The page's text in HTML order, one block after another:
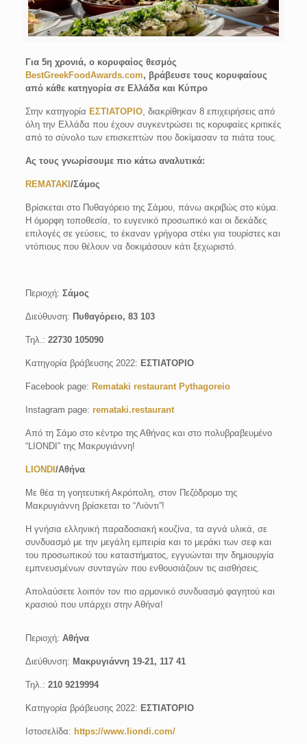
Για 5η χρονιά, ο κορυφαίος θεσμός
BestGreekFoodAwards.com, βράβευσε τους κορυφαίους
από κάθε κατηγορία σε Ελλάδα και Κύπρο
Στην κατηγορία ΕΣΤΙΑΤΟΡΙΟ, διακρίθηκαν 8 επιχειρήσεις από
όλη την Ελλάδα που έχουν συγκεντρώσει τις κορυφαίες κριτικές
από το σύνολο των επισκεπτών που δοκίμασαν τα πιάτα τους.
Ας τους γνωρίσουμε πιο κάτω αναλυτικά:
REMATAKI /Σάμος
Βρίσκεται στο Πυθαγόρειο της Σάμου, πάνω ακριβώς στο κύμα.
Η όμορφη τοποθεσία, το ευγενικό προσωπικό και οι δεκάδες
επιλογές σε γεύσεις, το έκαναν γρήγορα στέκι για τουρίστες και
ντόπιους που θέλουν να δοκιμάσουν κάτι ξεχωριστό.
Περιοχή: Σάμος
Διεύθυνση: Πυθαγόρειο, 83 103
Τηλ.: 22730 105090
Κατηγορία βράβευσης 2022: ΕΣΤΙΑΤΟΡΙΟ
Facebook page: Remataki restaurant Pythagoreio
Instagram page: remataki.restaurant
Από τη Σάμο στο κέντρο της Αθήνας και στο πολυβραβευμένο
“LIONDI” της Μακρυγιάννη!
LIONDI /Αθήνα
Με θέα τη γοητευτική Ακρόπολη, στον Πεζόδρομο της
Μακρυγιάννη βρίσκεται το “Λιόντι”!
Η γνήσια ελληνική παραδοσιακή κουζίνα, τα αγνά υλικά, σε
συνδυασμό με την μεγάλη εμπειρία και το μεράκι των σεφ και
του προσωπικού του καταστήματος, εγγυώνται την δημιουργία
εμπνευσμένων συνταγών που ενθουσιάζουν τις αισθήσεις.
Απολαύσετε λοιπόν τον πιο αρμονικό συνδυασμό φαγητού και
κρασιού που υπάρχει στην Αθήνα!
Περιοχή: Αθήνα
Διεύθυνση: Μακρυγιάννη 19-21, 117 41
Τηλ.: 210 9219994
Κατηγορία βράβευσης 2022: ΕΣΤΙΑΤΟΡΙΟ
Ιστοσελίδα: https://www.liondi.com/